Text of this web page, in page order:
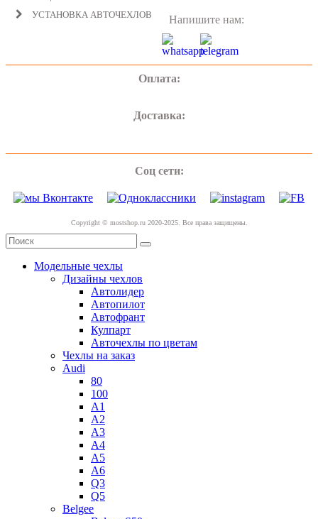
УСТАНОВКА АВТОЧЕХЛОВ
Напишите нам:
Оплата:
Доставка:
Соц сети:
Copyright © mostshop.ru 2020-2025. Все права защищены.
Модельные чехлы
Дизайны чехлов
Автолидер
Автопилот
Автофрант
Кулпарт
Авточехлы по цветам
Чехлы на заказ
Audi
80
100
A1
A2
A3
A4
A5
A6
Q3
Q5
Belgee